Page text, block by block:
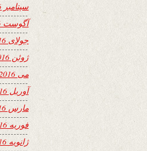
سپتامبر 2016
آگوست 2016
جولای 2016
ژوئن 2016
می 2016
آوریل 2016
مارس 2016
فوریه 2016
ژانویه 2016